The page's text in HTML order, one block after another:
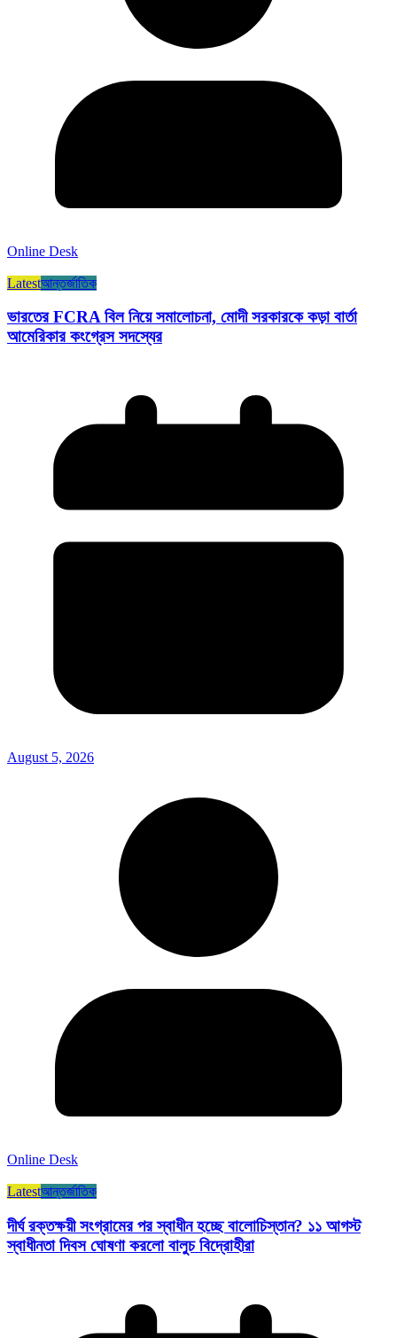
Online Desk
Latestআন্তর্জাতিক
ভারতের FCRA বিল নিয়ে সমালোচনা, মোদী সরকারকে কড়া বার্তা
আমেরিকার কংগ্রেস সদস্যের
August 5, 2026
Online Desk
Latestআন্তর্জাতিক
দীর্ঘ রক্তক্ষয়ী সংগ্রামের পর স্বাধীন হচ্ছে বালোচিস্তান? ১১ আগস্ট
স্বাধীনতা দিবস ঘোষণা করলো বালুচ বিদ্রোহীরা